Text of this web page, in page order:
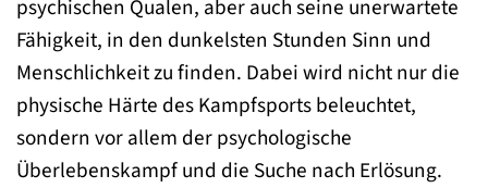
psychischen Qualen, aber auch seine unerwartete
Fähigkeit, in den dunkelsten Stunden Sinn und
Menschlichkeit zu finden. Dabei wird nicht nur die
physische Härte des Kampfsports beleuchtet,
sondern vor allem der psychologische
Überlebenskampf und die Suche nach Erlösung.